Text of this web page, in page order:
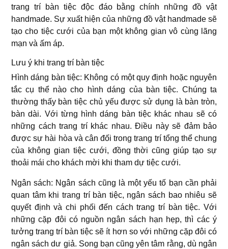
trang trí bàn tiệc độc đáo bằng chính những đồ vật
handmade. Sự xuất hiện của những đồ vật handmade sẽ
tạo cho tiệc cưới của bạn một không gian vô cùng lãng
mạn và ấm áp.
Lưu ý khi trang trí bàn tiệc
Hình dáng bàn tiệc: Không có một quy định hoặc nguyên
tắc cụ thể nào cho hình dáng của bàn tiệc. Chúng ta
thường thấy bàn tiệc chủ yếu được sử dụng là bàn tròn,
bàn dài. Với từng hình dáng bàn tiệc khác nhau sẽ có
những cách trang trí khác nhau. Điều này sẽ đảm bảo
được sự hài hòa và cân đối trong trang trí tổng thể chung
của không gian tiệc cưới, đồng thời cũng giúp tạo sự
thoải mái cho khách mời khi tham dự tiệc cưới.
Ngân sách: Ngân sách cũng là một yếu tố bạn cần phải
quan tâm khi trang trí bàn tiệc, ngân sách bao nhiêu sẽ
quyết định và chi phối đến cách trang trí bàn tiệc. Với
những cặp đôi có nguồn ngân sách hạn hẹp, thì các ý
tưởng trang trí bàn tiệc sẽ ít hơn so với những cặp đôi có
ngân sách dư giả. Song bạn cũng yên tâm rằng, dù ngân